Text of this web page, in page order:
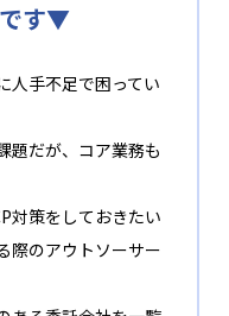
す▼
人手不足で困ってい
題だが、コア業務も
対策をしておきたい
際のアウトソーサー